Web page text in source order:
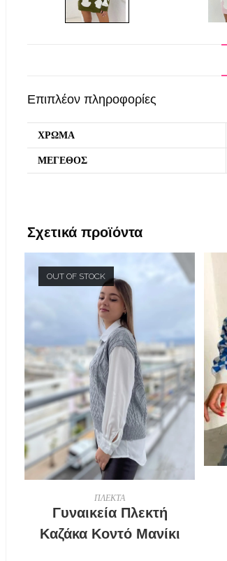
Επιπλέον πληροφορίες
ΧΡΩΜΑ
ΜΕΓΕΘΟΣ
Σχετικά προϊόντα
OUT OF STOCK
ΕΠΙΛΟΓΉ
ΠΛΕΚΤΑ
Γυναικεία Πλεκτή
Καζάκα Κοντό Μανίκι